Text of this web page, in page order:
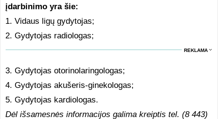
įdarbinimo yra šie:
1. Vidaus ligų gydytojas;
2. Gydytojas radiologas;
REKLAMA
3. Gydytojas otorinolaringologas;
4. Gydytojas akušeris-ginekologas;
5. Gydytojas kardiologas.
Dėl išsamesnės informacijos galima kreiptis tel. (8 443)